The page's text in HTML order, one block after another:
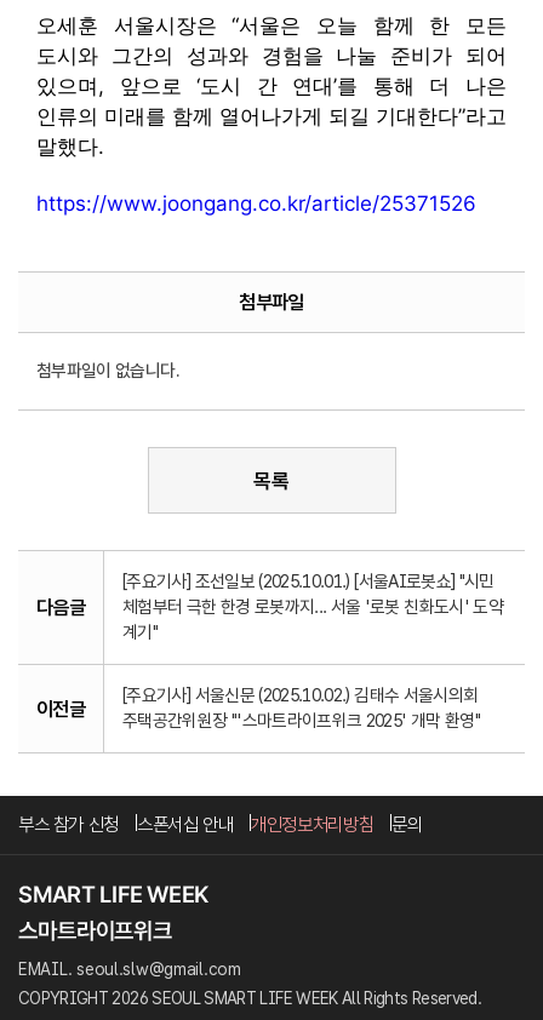
오세훈 서울시장은 “서울은 오늘 함께 한 모든
도시와 그간의 성과와 경험을 나눌 준비가 되어
있으며, 앞으로 ‘도시 간 연대’를 통해 더 나은
인류의 미래를 함께 열어나가게 되길 기대한다”라고
말했다.
https://www.joongang.co.kr/article/25371526
첨부파일
첨부파일이 없습니다.
목록
다음글
[주요기사] 조선일보 (2025.10.01.) [서울AI로봇쇼] "시민
체험부터 극한 한경 로봇까지... 서울 '로봇 친화도시' 도약
계기"
이전글
[주요기사] 서울신문 (2025.10.02.) 김태수 서울시의회
주택공간위원장 "'스마트라이프위크 2025' 개막 환영"
부스 참가 신청 스폰서십 안내 개인정보처리방침 문의
EMAIL. seoul.slw@gmail.com
COPYRIGHT 2026 SEOUL SMART LIFE WEEK All Rights Reserved.